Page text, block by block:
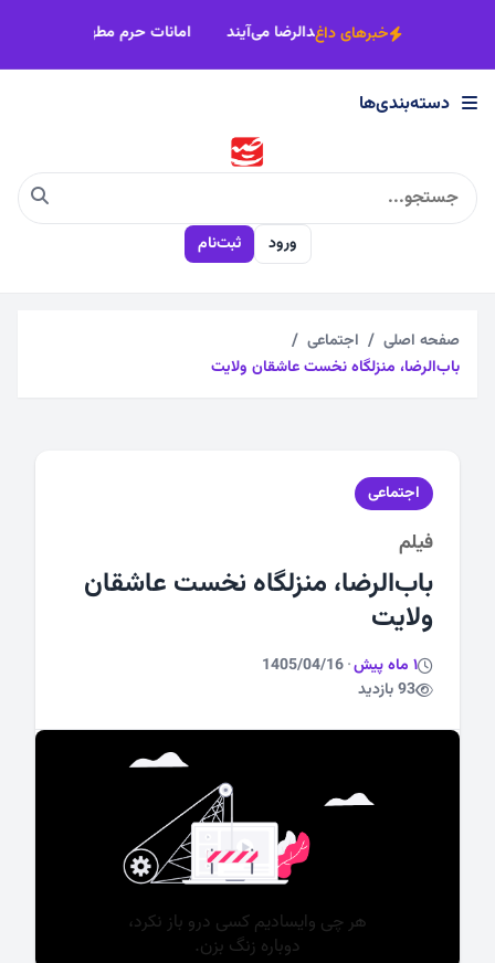
×
دسته‌بندی‌ها
اجتماعی
چندرسانه
فرهنگی
ورزشی
خبرهای داغ
خراسان رضوی پای‌کار زائران پیاده مشهدالرضا می‌آیند امانات حرم
دسته‌بندی‌ها
ورود ثبت‌نام
صفحه اصلی
اجتماعی
باب‌الرضا، منزلگاه نخست عاشقان ولایت
اجتماعی
فیلم
باب‌الرضا، منزلگاه نخست عاشقان
ولایت
1 ماه پیش ·
1405/04/16
93 بازدید